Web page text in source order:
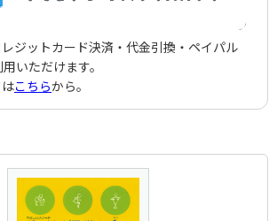
ジットカード決済・代金引換・ペイパル
いただけます。
こちらから。